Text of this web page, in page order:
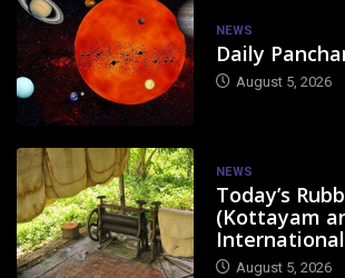
NEWS
Daily
August 5, 2026
NEWS
Today’s
(Kottayam
August 5, 2026